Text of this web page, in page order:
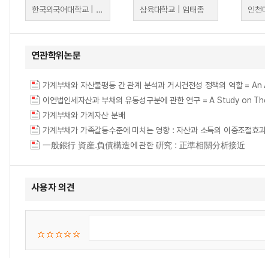
한국외국어대학교 | 고완석
삼육대학교 | 임태종
인천
연관학위논문
가계부채와 자산불평등 간 관계 분석과 거시건전성 정책의
이연법인세자산과 부채의 유동성구분에 관한 연구 = A
가계부채와 가계자산 분배
가계부채가 가족갈등수준에 미치는 영향 : 자산과 소득의 이중조절효
一般銀行 資産.負債構造에 관한 硏究 : 正準相關分析接近
사용자 의견